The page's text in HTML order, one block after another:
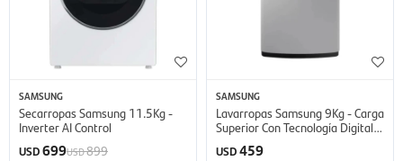
SAMSUNG
Secarropas Samsung 11.5Kg -
Inverter AI Control
USD699USD899
SAMSUNG
Lavarropas Samsung 9Kg - Carga
Superior Con Tecnología Digital
Inverter
USD459